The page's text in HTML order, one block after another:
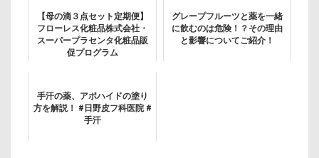
【母の滴３点セット定期便】
フローレス化粧品株式会社・
スーパープラセンタ化粧品販
促プログラム
グレープフルーツと薬を一緒
に飲むのは危険！？その理由
と影響についてご紹介！
手汗の薬、アポハイドの塗り
方を解説！ #日野皮フ科医院 #
手汗